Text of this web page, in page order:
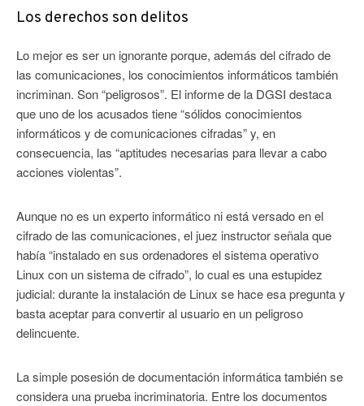
Los derechos son delitos
Lo mejor es ser un ignorante porque, además del cifrado de
las comunicaciones, los conocimientos informáticos también
incriminan. Son “peligrosos”. El informe de la DGSI destaca
que uno de los acusados tiene “sólidos conocimientos
informáticos y de comunicaciones cifradas” y, en
consecuencia, las “aptitudes necesarias para llevar a cabo
acciones violentas”.
Aunque no es un experto informático ni está versado en el
cifrado de las comunicaciones, el juez instructor señala que
había “instalado en sus ordenadores el sistema operativo
Linux con un sistema de cifrado”, lo cual es una estupidez
judicial: durante la instalación de Linux se hace esa pregunta y
basta aceptar para convertir al usuario en un peligroso
delincuente.
La simple posesión de documentación informática también se
considera una prueba incriminatoria. Entre los documentos